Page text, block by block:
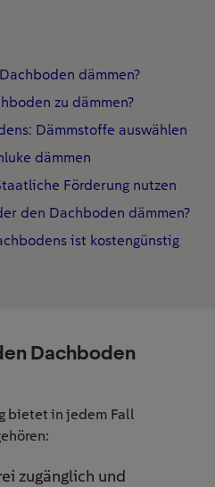
dämmen?
zu dämmen?
Dämmstoffe auswählen
dämmen
Förderung nutzen
den Dachboden dämmen?
ist kostengünstig
Dachboden
bietet in jedem Fall
zugänglich und